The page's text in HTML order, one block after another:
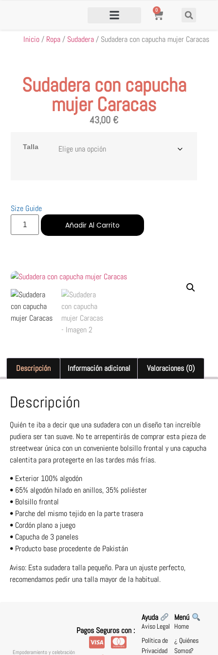
0
Inicio/ Ropa/ Sudadera/ Sudadera con capucha mujer Caracas
Sudadera con capucha
mujer Caracas
43,00€
Talla
Size Guide
Añadir Al Carrito
Descripción Información adicional Valoraciones (0)
Descripción
Quién te iba a decir que una sudadera con un diseño tan increíble
pudiera ser tan suave. No te arrepentirás de comprar esta pieza de
streetwear única con un conveniente bolsillo frontal y una capucha
calentita para protegerte en las tardes más frías.
• Exterior 100% algodón
• 65% algodón hilado en anillos, 35% poliéster
• Bolsillo frontal
• Parche del mismo tejido en la parte trasera
• Cordón plano a juego
• Capucha de 3 paneles
• Producto base procedente de Pakistán
Aviso: Esta sudadera talla pequeño. Para un ajuste perfecto,
recomendamos pedir una talla mayor de la habitual.
Empoderamiento y celebración
Menú
Home
¿ Quiénes
Somos?
Ayuda
Aviso Legal
Política de
Privacidad
Pagos Seguros con :